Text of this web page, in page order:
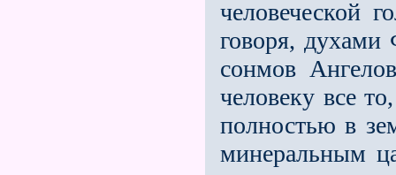
человеческой
говоря,
сонмов
человеку все
полностью в
минеральным